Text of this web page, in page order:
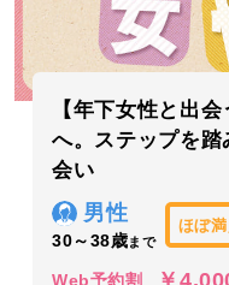
【年下女性と出
へ。ステップを踏
会い
男性
30～38歳まで
ほぼ
Web予約割